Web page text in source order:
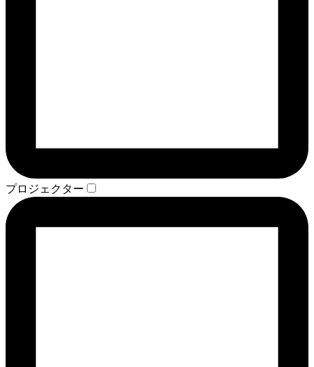
プロジェクター